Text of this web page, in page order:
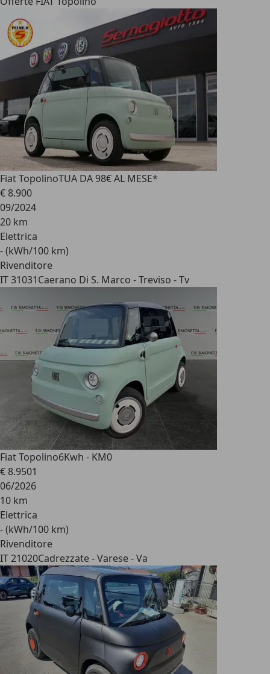
Fiat TopolinoTUA DA 98€ AL MESE*
€ 8.900
09/2024
20 km
Elettrica
- (kWh/100 km)
Rivenditore
IT 31031Caerano Di S. Marco - Treviso - Tv
Fiat Topolino6Kwh - KM0
€ 8.9501
06/2026
10 km
Elettrica
- (kWh/100 km)
Rivenditore
IT 21020Cadrezzate - Varese - Va